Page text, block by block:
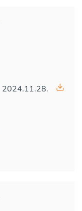
2024.11.28.